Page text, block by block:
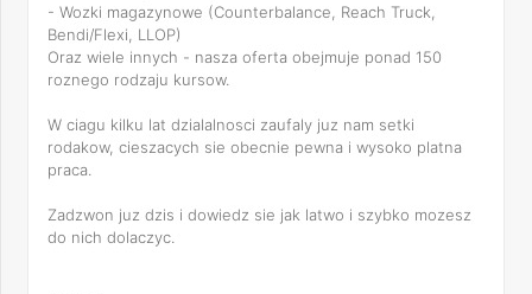
- Wozki magazynowe (Counterbalance, Reach Truck,
Bendi/Flexi, LLOP)
Oraz wiele innych - nasza oferta obejmuje ponad 150
roznego rodzaju kursow.
W ciagu kilku lat dzialalnosci zaufaly juz nam setki
rodakow, cieszacych sie obecnie pewna i wysoko platna
praca.
Zadzwon juz dzis i dowiedz sie jak latwo i szybko mozesz
do nich dolaczyc.